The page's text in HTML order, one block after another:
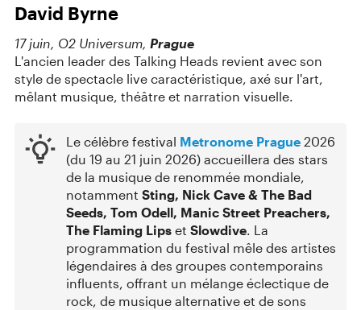
David Byrne
17 juin, O2 Universum, Prague
L'ancien leader des Talking Heads revient avec son
style de spectacle live caractéristique, axé sur l'art,
mêlant musique, théâtre et narration visuelle.
Le célèbre festival Metronome Prague 2026
(du 19 au 21 juin 2026) accueillera des stars
de la musique de renommée mondiale,
notamment Sting, Nick Cave & The Bad
Seeds, Tom Odell, Manic Street Preachers,
The Flaming Lips et Slowdive. La
programmation du festival mêle des artistes
légendaires à des groupes contemporains
influents, offrant un mélange éclectique de
rock, de musique alternative et de sons